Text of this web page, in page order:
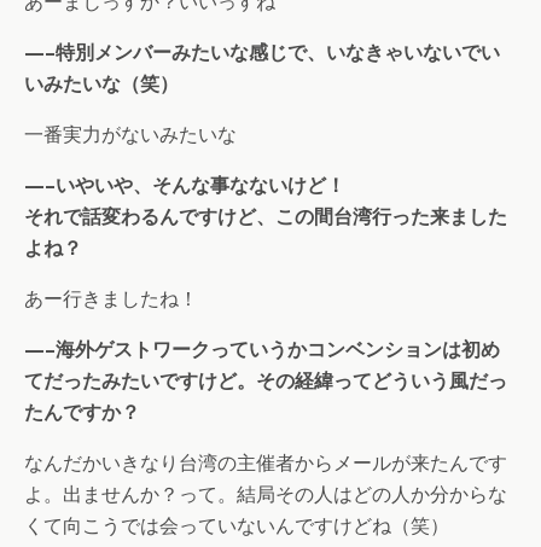
—–特別メンバーみたいな感じで、いなきゃいないでい
いみたいな（笑）
一番実力がないみたいな
—–いやいや、そんな事なないけど！
それで話変わるんですけど、この間台湾行った来ました
よね？
あー行きましたね！
—–海外ゲストワークっていうかコンベンションは初め
てだったみたいですけど。その経緯ってどういう風だっ
たんですか？
なんだかいきなり台湾の主催者からメールが来たんです
よ。出ませんか？って。結局その人はどの人か分からな
くて向こうでは会っていないんですけどね（笑）